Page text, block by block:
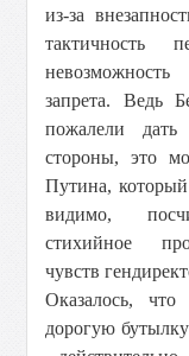
из-за
тактичность
запрета. Ведь
пожалели
стороны, это
Путина, который
видимо,
стихийное
чувств
Оказалось,
дорогую